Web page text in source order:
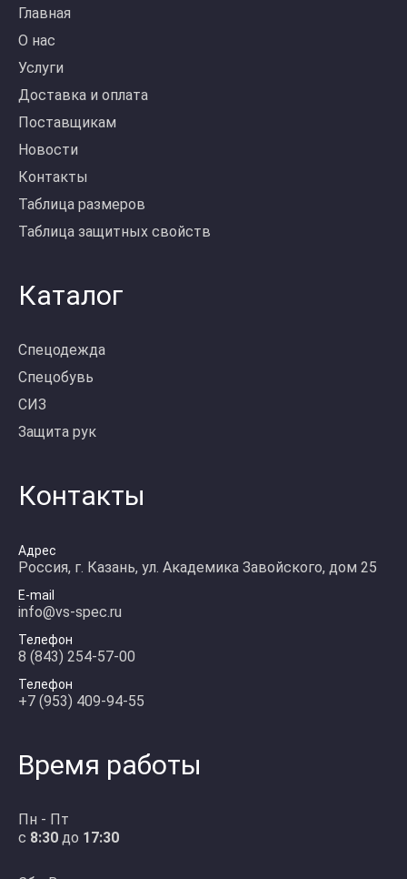
Главная
О нас
Услуги
Доставка и оплата
Поставщикам
Новости
Контакты
Таблица размеров
Таблица защитных свойств
Каталог
Спецодежда
Спецобувь
СИЗ
Защита рук
Контакты
Адрес
Россия, г. Казань, ул. Академика Завойского, дом 25
E-mail
info@vs-spec.ru
Телефон
8 (843) 254-57-00
Телефон
+7 (953) 409-94-55
Время работы
Пн - Пт
с 8:30 до 17:30